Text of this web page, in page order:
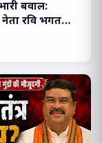
बवाल:
रवि भगत